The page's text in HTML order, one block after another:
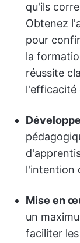
qu'ils
Obtenez
pour
la
réussite
l'efficacité
l'intention
Mise en
un
faciliter